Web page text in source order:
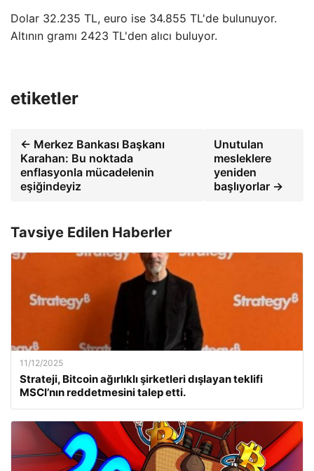
Dolar 32.235 TL, euro ise 34.855 TL'de bulunuyor.
Altının gramı 2423 TL'den alıcı buluyor.
etiketler
← Merkez Bankası Başkanı
Karahan: Bu noktada
enflasyonla mücadelenin
eşiğindeyiz
Unutulan
mesleklere
yeniden
başlıyorlar →
Tavsiye Edilen Haberler
11/12/2025
Strateji, Bitcoin ağırlıklı şirketleri dışlayan teklifi
MSCI’nın reddetmesini talep etti.